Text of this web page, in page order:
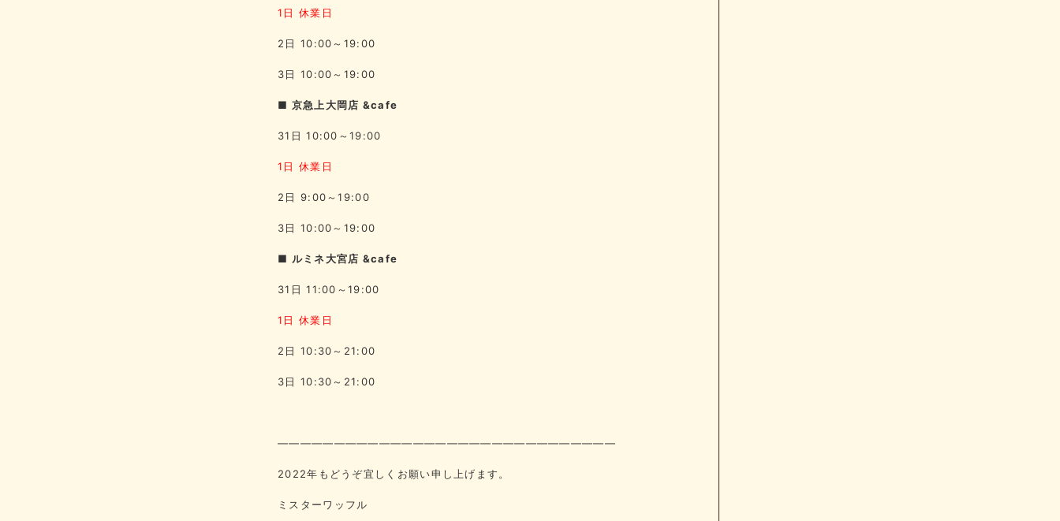
1日 休業日
2日 10:00～19:00
3日 10:00～19:00
■ 京急上大岡店 &cafe
31日 10:00～19:00
1日 休業日
2日 9:00～19:00
3日 10:00～19:00
■ ルミネ大宮店 &cafe
31日 11:00～19:00
1日 休業日
2日 10:30～21:00
3日 10:30～21:00
——————————————————————————————
2022年もどうぞ宜しくお願い申し上げます。
ミスターワッフル